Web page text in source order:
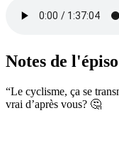
Notes de
“Le cyclisme, ça se
vrai d’après vous? 🤔